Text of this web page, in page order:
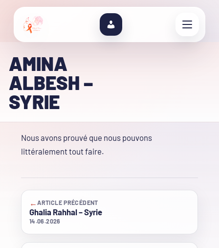
AMINA
ALBESH –
SYRIE
Nous avons prouvé que nous pouvons
littéralement tout faire.
←ARTICLE PRÉCÉDENT
Ghalia Rahhal – Syrie
14.06.2026